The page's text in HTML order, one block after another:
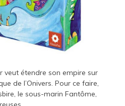
veut étendre son empire sur
de l’Onivers. Pour ce faire,
le sous-marin Fantôme,